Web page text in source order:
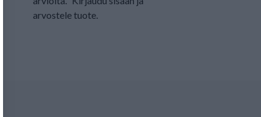
arvostele tuote.